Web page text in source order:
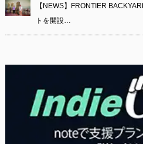
【NEWS】FRONTIER
トを開設…